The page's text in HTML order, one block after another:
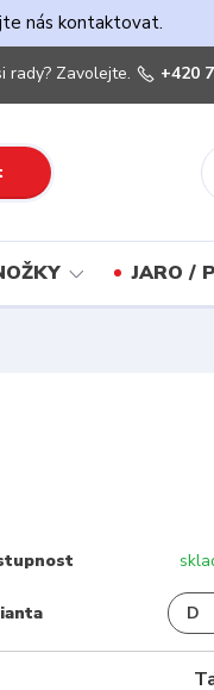
nás kontaktovat.
rady? Zavolejte. +420
JARO /